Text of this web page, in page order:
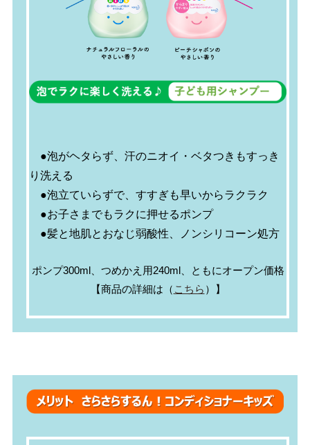
●泡がヘタらず、汗のニオイ・ベタつきもすっき
り洗える
●泡立ていらずで、すすぎも早いからラクラク
●お子さまでもラクに押せるポンプ
●髪と地肌とおなじ弱酸性、ノンシリコーン処方
ポンプ300ml、つめかえ用240ml、ともにオープン価格
【商品の詳細は（ こちら ）】